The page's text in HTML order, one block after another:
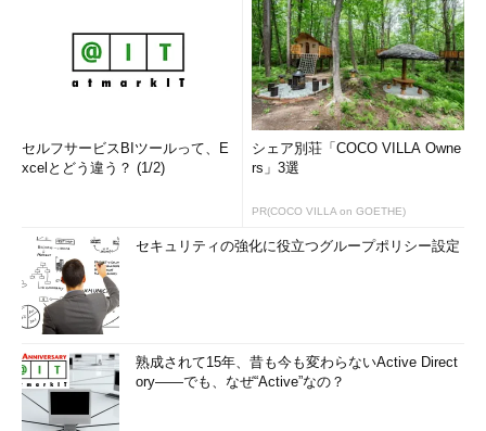
セルフサービスBIツールって、E
xcelとどう違う？ (1/2)
シェア別荘「COCO VILLA Owne
rs」3選
PR(COCO VILLA on GOETHE)
セキュリティの強化に役立つグループポリシー設定
熟成されて15年、昔も今も変わらないActive Direct
ory――でも、なぜ“Active”なの？